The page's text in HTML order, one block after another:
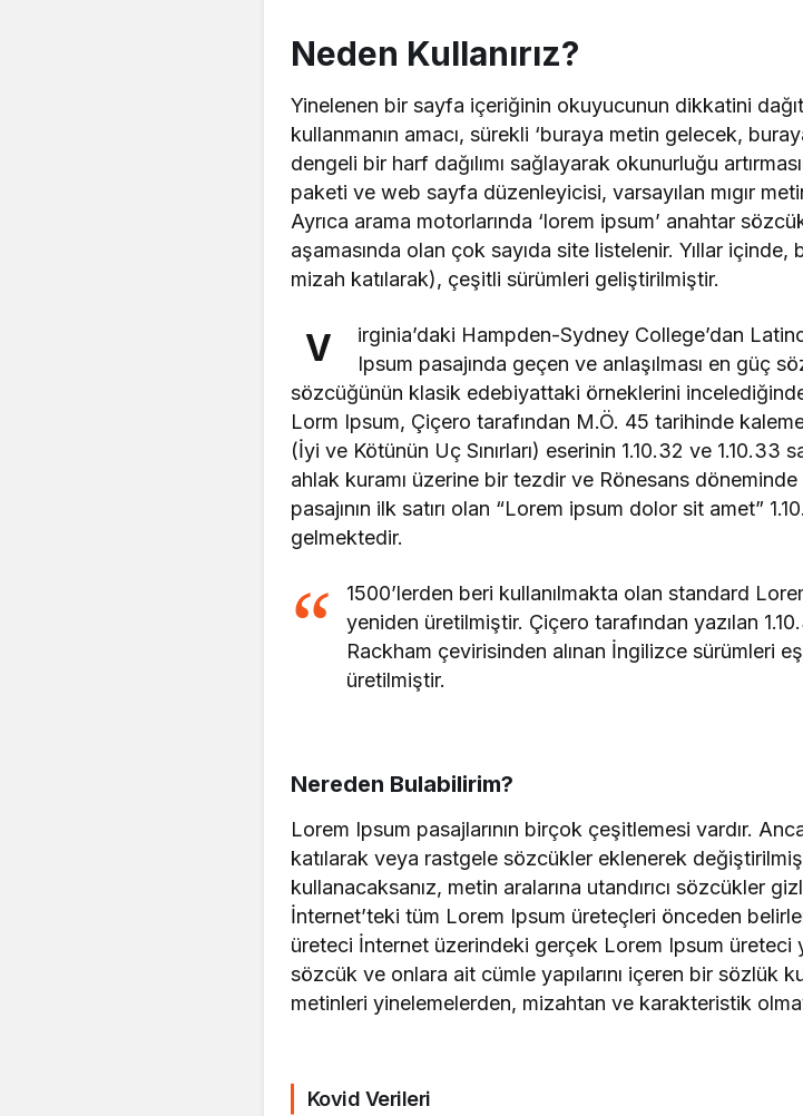
Neden Kullanırız?
Yinelenen bir sayfa içeriğinin okuyucunun dikkatini
kullanmanın amacı, sürekli ‘buraya metin gelecek,
dengeli bir harf dağılımı sağlayarak okunurluğu
paketi ve web sayfa düzenleyicisi, varsayılan mıgır
Ayrıca arama motorlarında ‘lorem ipsum’ anahtar
aşamasında olan çok sayıda site listelenir. Yıllar
mizah katılarak), çeşitli sürümleri geliştirilmiştir.
V
irginia’daki Hampden-Sydney College’dan
Ipsum pasajında geçen ve anlaşılması en güç
sözcüğünün klasik edebiyattaki örneklerini
Lorm Ipsum, Çiçero tarafından M.Ö. 45 tarihinde
(İyi ve Kötünün Uç Sınırları) eserinin 1.10.32 ve 1.10.33
ahlak kuramı üzerine bir tezdir ve Rönesans
pasajının ilk satırı olan “Lorem ipsum dolor sit amet”
gelmektedir.
1500’lerden beri kullanılmakta olan standard
yeniden üretilmiştir. Çiçero tarafından yazılan
Rackham çevirisinden alınan İngilizce sürümleri
üretilmiştir.
Nereden Bulabilirim?
Lorem Ipsum pasajlarının birçok çeşitlemesi vardır.
katılarak veya rastgele sözcükler eklenerek
kullanacaksanız, metin aralarına utandırıcı sözcükler
İnternet’teki tüm Lorem Ipsum üreteçleri önceden
üreteci İnternet üzerindeki gerçek Lorem Ipsum üreteci
sözcük ve onlara ait cümle yapılarını içeren bir sözlük
metinleri yinelemelerden, mizahtan ve karakteristik
Kovid Verileri